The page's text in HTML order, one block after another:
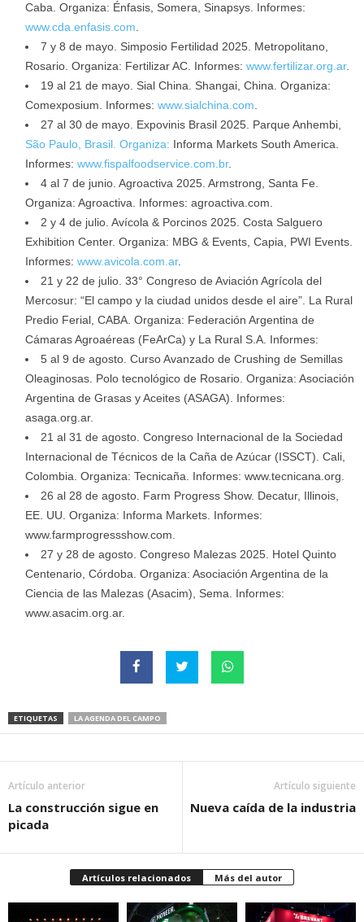
Caba. Organiza: Énfasis, Somera, Sinapsys. Informes:
www.cda.enfasis.com
7 y 8 de mayo. Simposio Fertilidad 2025. Metropolitano,
Rosario. Organiza: Fertilizar AC. Informes: www.fertilizar.org.ar.
19 al 21 de mayo. Sial China. Shangai, China. Organiza:
Comexposium. Informes: www.sialchina.com
27 al 30 de mayo. Expovinis Brasil 2025. Parque Anhembi,
São Paulo, Brasil. Organiza: Informa Markets South America.
Informes: www.fispalfoodservice.com.br.
4 al 7 de junio. Agroactiva 2025. Armstrong, Santa Fe.
Organiza: Agroactiva. Informes: agroactiva.com.
2 y 4 de julio. Avícola & Porcinos 2025. Costa Salguero
Exhibition Center. Organiza: MBG & Events, Capia, PWI Events.
Informes: www.avicola.com.ar.
21 y 22 de julio. 33° Congreso de Aviación Agrícola del
Mercosur: “El campo y la ciudad unidos desde el aire”. La Rural
Predio Ferial, CABA. Organiza: Federación Argentina de
Cámaras Agroaéreas (FeArCa) y La Rural S.A. Informes:
5 al 9 de agosto. Curso Avanzado de Crushing de Semillas
Oleaginosas. Polo tecnológico de Rosario. Organiza: Asociación
Argentina de Grasas y Aceites (ASAGA). Informes:
asaga.org.ar.
21 al 31 de agosto. Congreso Internacional de la Sociedad
Internacional de Técnicos de la Caña de Azúcar (ISSCT). Cali,
Colombia. Organiza: Tecnicaña. Informes: www.tecnicana.org.
26 al 28 de agosto. Farm Progress Show. Decatur, Illinois,
EE. UU. Organiza: Informa Markets. Informes:
www.farmprogressshow.com.
27 y 28 de agosto. Congreso Malezas 2025. Hotel Quinto
Centenario, Córdoba. Organiza: Asociación Argentina de la
Ciencia de las Malezas (Asacim), Sema. Informes:
www.asacim.org.ar.
ETIQUETAS LA AGENDA DEL CAMPO
Artículo anterior
La construcción sigue en
picada
Artículo siguiente
Nueva caída de la industria
Artículos relacionados Más del autor